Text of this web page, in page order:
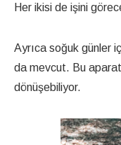
Her ikisi de işini
Ayrıca soğuk günler
da mevcut. Bu
dönüşebiliyor.